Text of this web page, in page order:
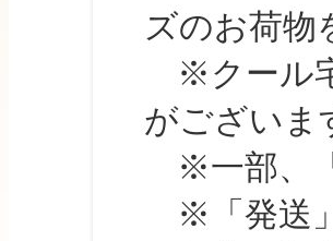
ズのお荷物
※クール宅
がございま
※一部、「
※「発送」